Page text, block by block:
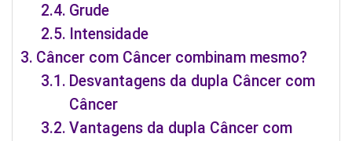
Grude
Intensidade
Câncer com Câncer combinam mesmo?
Desvantagens da dupla Câncer com
Câncer
Vantagens da dupla Câncer com